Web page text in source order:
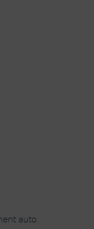
auto.